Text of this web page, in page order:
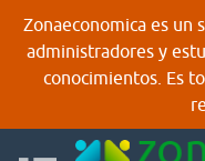
Zonaeconomica es un
administradores y
conocimientos. Es